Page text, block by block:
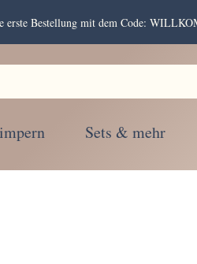
erste Bestellung mit dem Code:
Sets & mehr